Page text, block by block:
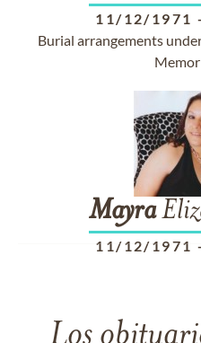
11/12/1971 -
Burial arrangements
Mayra
11/12/1971 -